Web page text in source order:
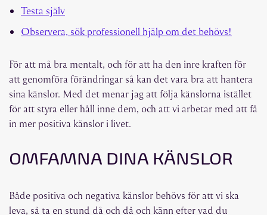
Testa själv
Observera, sök professionell hjälp om det behövs!
För att må bra mentalt, och för att ha den inre kraften för
att genomföra förändringar så kan det vara bra att hantera
sina känslor. Med det menar jag att följa känslorna istället
för att styra eller håll inne dem, och att vi arbetar med att få
in mer positiva känslor i livet.
OMFAMNA DINA KÄNSLOR
Både positiva och negativa känslor behövs för att vi ska
leva, så ta en stund då och då och känn efter vad du